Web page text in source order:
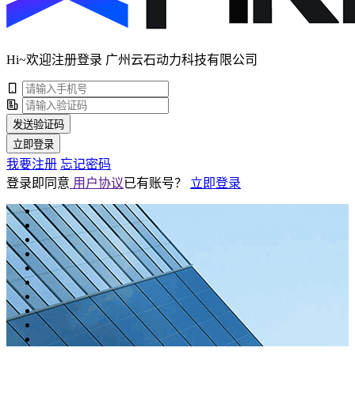
Hi~欢迎注册登录 广州云石动力科技有限公司
发送验证码
立即登录
我要注册 忘记密码
登录即同意 用户协议已有账号？ 立即登录